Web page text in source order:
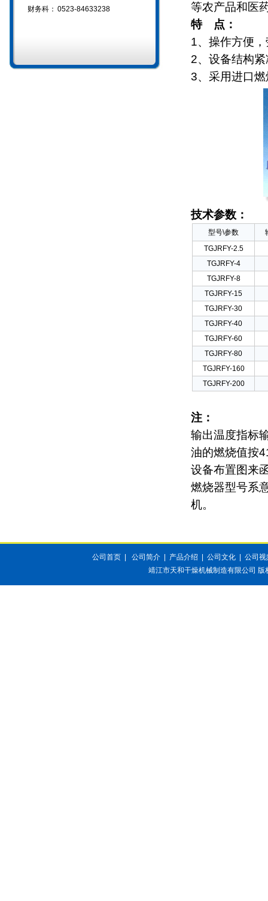
财务科： 0523-84633238
等农产品和医
特 点：
1、操作方便
2、设备结构
3、采用进口
技术参数：
型号\参数
TGJRFY-2.5
TGJRFY-4
TGJRFY-8
TGJRFY-15
TGJRFY-30
TGJRFY-40
TGJRFY-60
TGJRFY-80
TGJRFY-160
TGJRFY-200
注：
输出温度指标
油的燃烧值按
设备布置图来
燃烧器型号系
机。
公司首页 公司简介 产品介绍 公司文化
公司视
靖江市天和干燥机械制造有限公司 版